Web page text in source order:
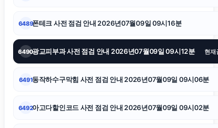
6489폰테크 사전 점검 안내 2026년07월09일 09시16분
6490광교피부과 사전 점검 안내 2026년07월09일 09시12분 현재
6491동작하수구막힘 사전 점검 안내 2026년07월09일 09시06분
6492아고다할인코드 사전 점검 안내 2026년07월09일 09시02분